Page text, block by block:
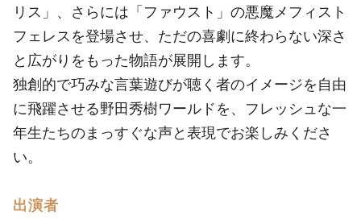
リス」、さらには「ファウスト」の悪魔メフィスト
フェレスを登場させ、ただの喜劇に終わらない深さ
と広がりをもった物語が展開します。
独創的で巧みな言葉遊びが聴く者のイメージを自由
に飛躍させる野田秀樹ワールドを、フレッシュな一
年生たちのまっすぐな声と表現でお楽しみくださ
い。
出演者